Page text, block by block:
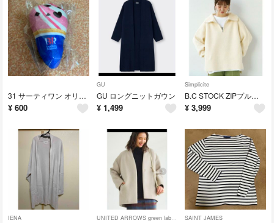
31 サーティワン オリジナル ぬいぐるみチャーム
¥ 600
GU
GU ロングニットガウン
¥ 1,499
Simplicite
B.C STOCK ZIPプルオーバー
¥ 3,999
IENA UNITED ARROWS green label relaxing SAINT JAMES